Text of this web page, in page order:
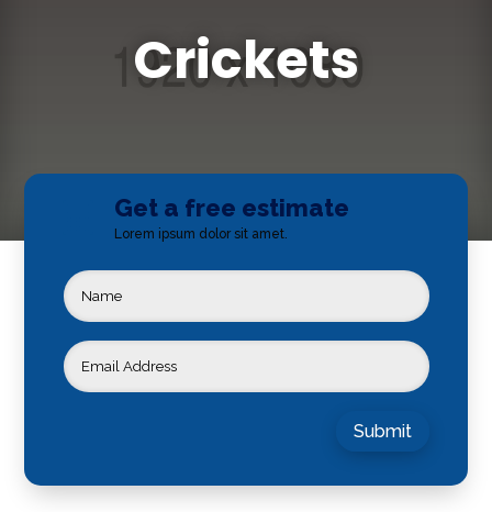
Crickets
Get a free estimate
Lorem ipsum dolor sit amet.
Submit